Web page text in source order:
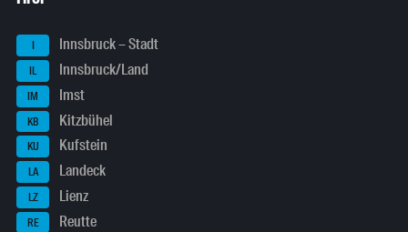
I Innsbruck – Stadt
IL Innsbruck/Land
IM Imst
KB Kitzbühel
KU Kufstein
LA Landeck
LZ Lienz
RE Reutte